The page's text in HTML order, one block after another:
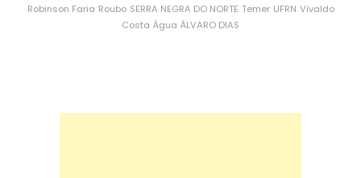
Robinson Faria Roubo SERRA NEGRA DO NORTE Temer UFRN Vivaldo
Costa Água ÁLVARO DIAS